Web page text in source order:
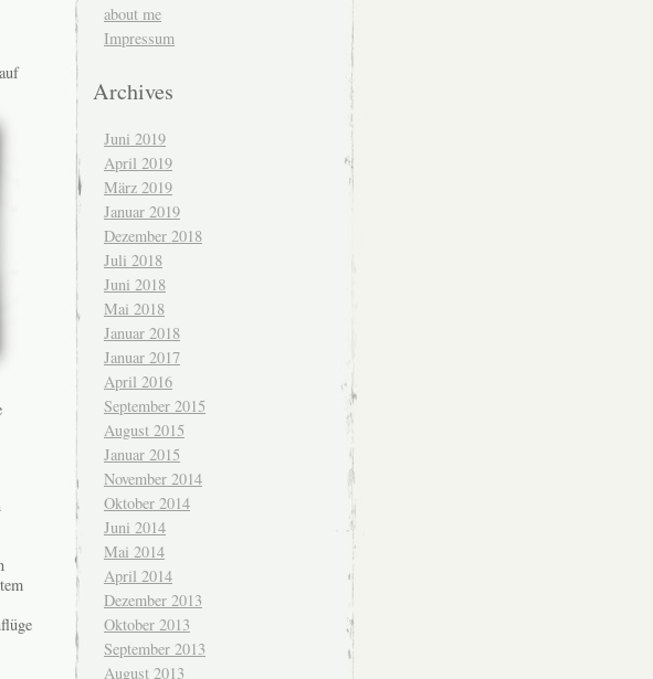
about me
Impressum
Archives
Juni 2019
April 2019
März 2019
Januar 2019
Dezember 2018
Juli 2018
Juni 2018
Mai 2018
Januar 2018
Januar 2017
April 2016
September 2015
August 2015
Januar 2015
November 2014
Oktober 2014
Juni 2014
Mai 2014
April 2014
Dezember 2013
Oktober 2013
September 2013
August 2013